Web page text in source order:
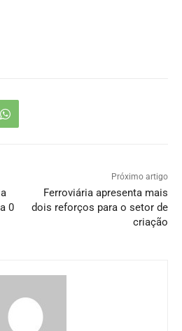
0
Próximo artigo
Ferroviária apresenta mais
dois reforços para o setor de
criação